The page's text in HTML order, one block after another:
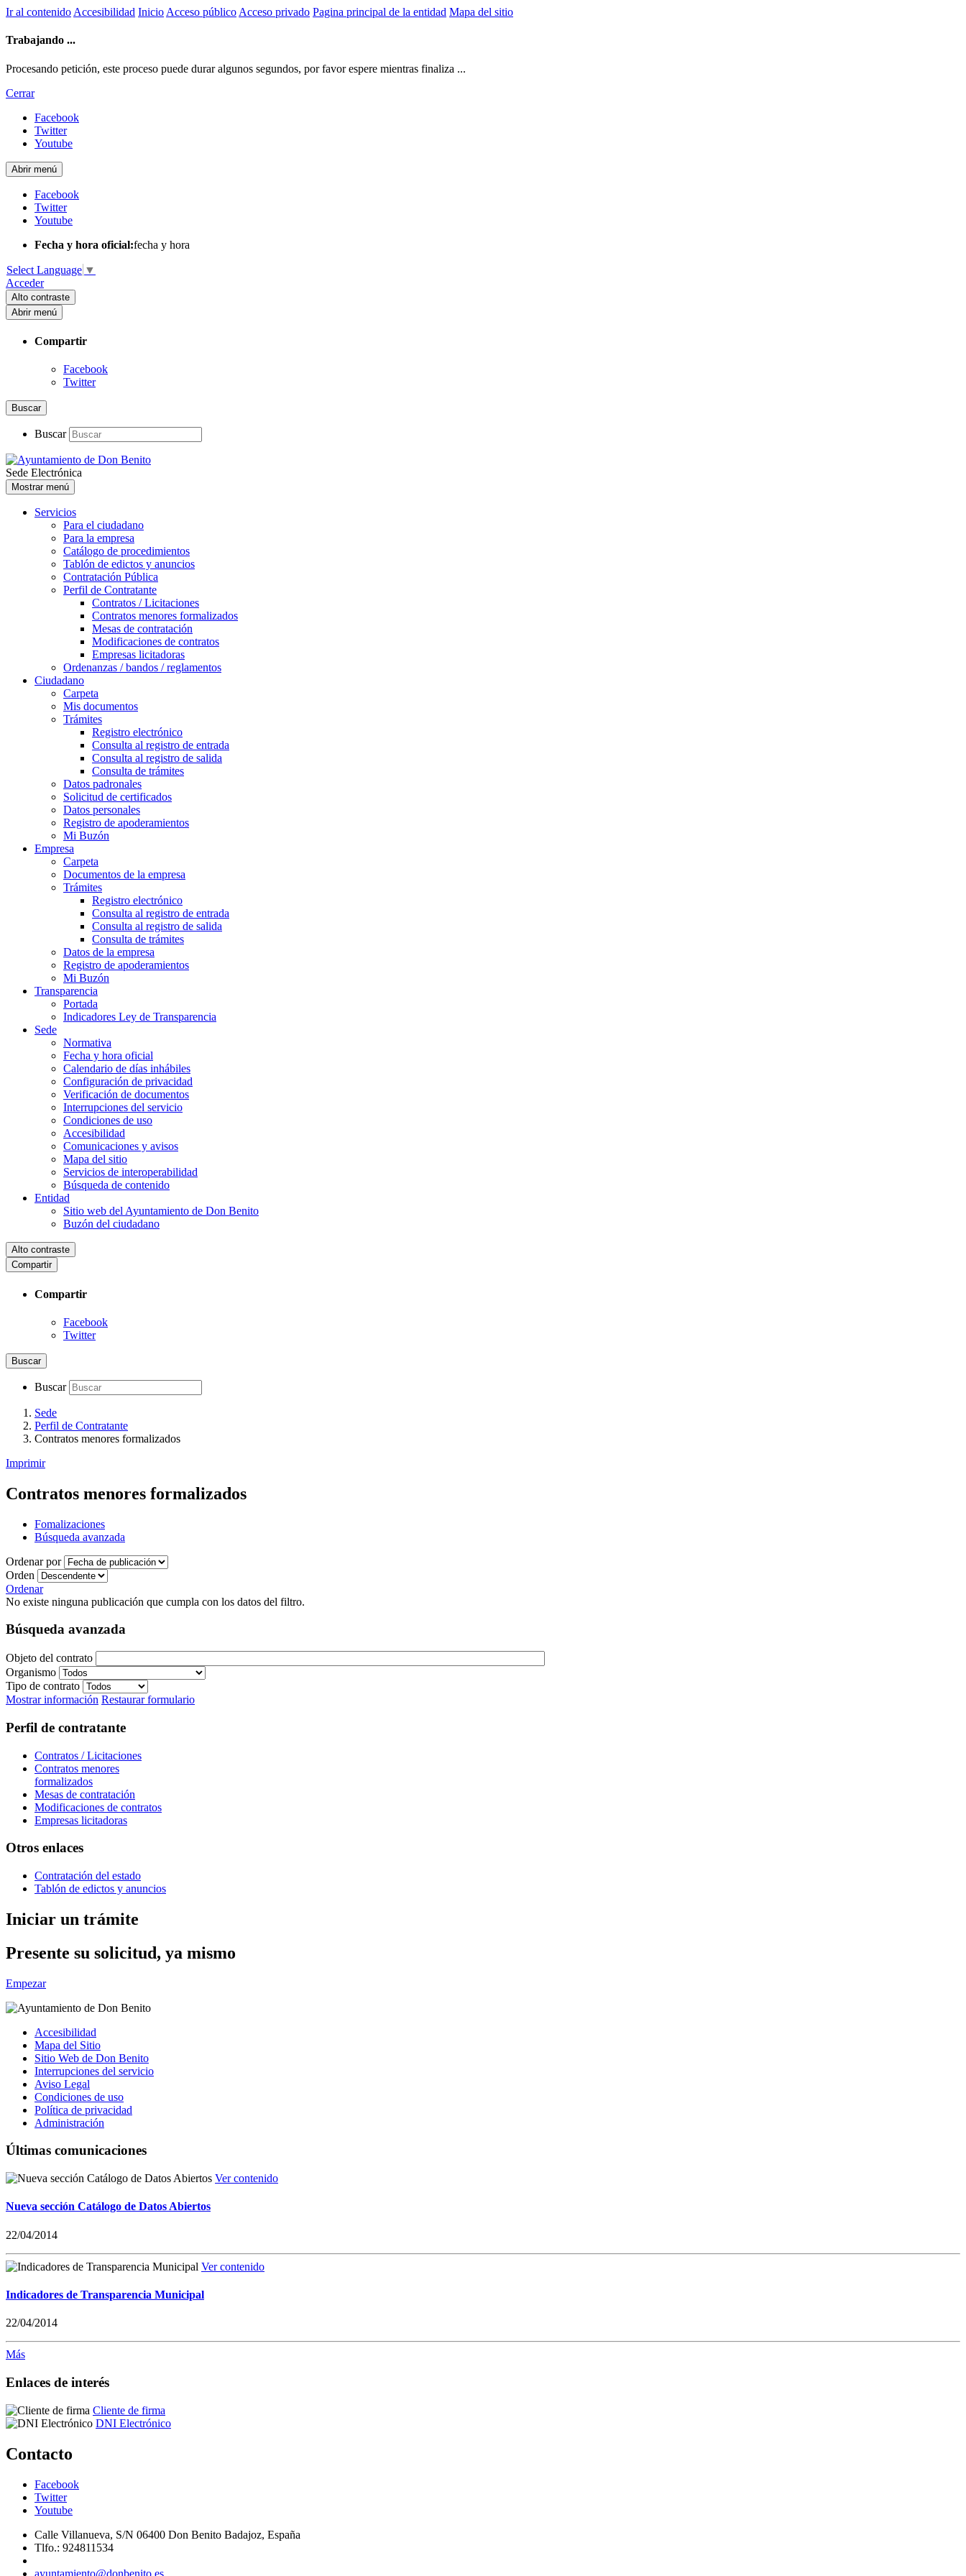
Ir al contenido Accesibilidad Inicio Acceso público Acceso privado Pagina principal de la entidad Mapa del sitio
Trabajando ...
Procesando petición, este proceso puede durar algunos segundos, por favor espere mientras finaliza ...
Cerrar
Facebook
Twitter
Youtube
Abrir menú
Facebook
Twitter
Youtube
Fecha y hora oficial:fecha y hora
Select Language ▼
Acceder
Alto contraste
Abrir menú
Compartir
Facebook
Twitter
Buscar
Buscar
Sede Electrónica
Mostrar menú
Servicios
Para el ciudadano
Para la empresa
Catálogo de procedimientos
Tablón de edictos y anuncios
Contratación Pública
Perfil de Contratante
Contratos / Licitaciones
Contratos menores formalizados
Mesas de contratación
Modificaciones de contratos
Empresas licitadoras
Ordenanzas / bandos / reglamentos
Ciudadano
Carpeta
Mis documentos
Trámites
Registro electrónico
Consulta al registro de entrada
Consulta al registro de salida
Consulta de trámites
Datos padronales
Solicitud de certificados
Datos personales
Registro de apoderamientos
Mi Buzón
Empresa
Carpeta
Documentos de la empresa
Trámites
Registro electrónico
Consulta al registro de entrada
Consulta al registro de salida
Consulta de trámites
Datos de la empresa
Registro de apoderamientos
Mi Buzón
Transparencia
Portada
Indicadores Ley de Transparencia
Sede
Normativa
Fecha y hora oficial
Calendario de días inhábiles
Configuración de privacidad
Verificación de documentos
Interrupciones del servicio
Condiciones de uso
Accesibilidad
Comunicaciones y avisos
Mapa del sitio
Servicios de interoperabilidad
Búsqueda de contenido
Entidad
Sitio web del Ayuntamiento de Don Benito
Buzón del ciudadano
Alto contraste
Compartir
Compartir
Facebook
Twitter
Buscar
Buscar
Sede
Perfil de Contratante
Contratos menores formalizados
Imprimir
Contratos menores formalizados
Fomalizaciones
Búsqueda avanzada
Ordenar por
Orden
Ordenar
No existe ninguna publicación que cumpla con los datos del filtro.
Búsqueda avanzada
Objeto del contrato
Organismo
Tipo de contrato
Mostrar información Restaurar formulario
Perfil de contratante
Contratos / Licitaciones
Contratos menores
formalizados
Mesas de contratación
Modificaciones de contratos
Empresas licitadoras
Otros enlaces
Contratación del estado
Tablón de edictos y anuncios
Iniciar un trámite
Presente su solicitud, ya mismo
Empezar
Accesibilidad
Mapa del Sitio
Sitio Web de Don Benito
Interrupciones del servicio
Aviso Legal
Condiciones de uso
Política de privacidad
Administración
Últimas comunicaciones
Ver contenido
Nueva sección Catálogo de Datos Abiertos
22/04/2014
Ver contenido
Indicadores de Transparencia Municipal
22/04/2014
Más
Enlaces de interés
Cliente de firma
DNI Electrónico
Contacto
Facebook
Twitter
Youtube
Calle Villanueva, S/N 06400 Don Benito Badajoz, España
Tlfo.: 924811534
ayuntamiento@donbenito.es